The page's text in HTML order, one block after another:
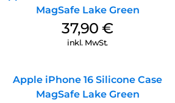
MagSafe Lake Green
37,90€
inkl. MwSt.
Apple iPhone 16 Silicone Case
MagSafe Lake Green